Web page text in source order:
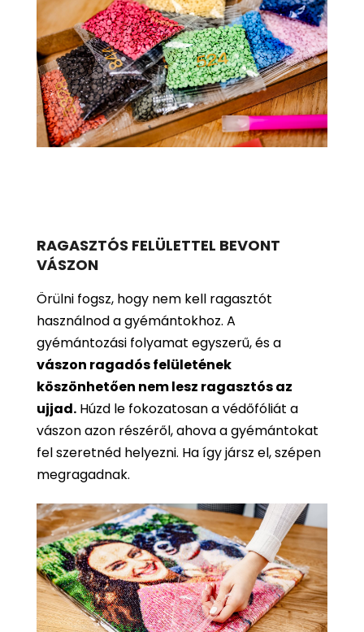
RAGASZTÓS FELÜLETTEL BEVONT
VÁSZON
Örülni fogsz, hogy nem kell ragasztót
használnod a gyémántokhoz. A
gyémántozási folyamat egyszerű, és a
vászon ragadós felületének
köszönhetően nem lesz ragasztós az
ujjad. Húzd le fokozatosan a védőfóliát a
vászon azon részéről, ahova a gyémántokat
fel szeretnéd helyezni. Ha így jársz el, szépen
megragadnak.